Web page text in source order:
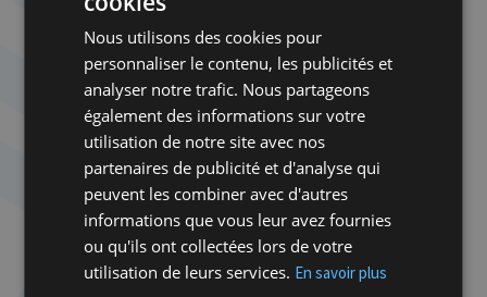
incendiaires qui donnent du grain à moudre à nos
pires ennemis. L’un veut raser la bande de Gaza et
tuer tous ses habitants, un autre suggère de lâcher
une bombe nucléaire sur le territoire, tous refusent
préparent le « retour » aux implantations qui s’y
trouvaient avant leur démantèlement en 2005.
Inutile de polémiquer avec ces gens ; c’est à
Netanyahou qu’il faut demander des comptes, lui
qui les a sortis des marges boueuses de la politique
Nous utilisons des cookies pour
personnaliser le contenu, les publicités et
analyser notre trafic. Nous partageons
également des informations sur votre
utilisation de notre site avec nos
partenaires de publicité et d'analyse qui
peuvent les combiner avec d'autres
informations que vous leur avez fournies
ou qu'ils ont collectées lors de votre
utilisation de leurs services. En savoir plus